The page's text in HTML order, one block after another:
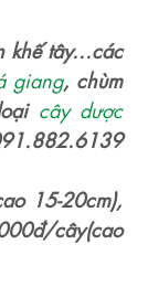
khế tây...các
giang, chùm
cây dược
15-20cm),
cây(cao